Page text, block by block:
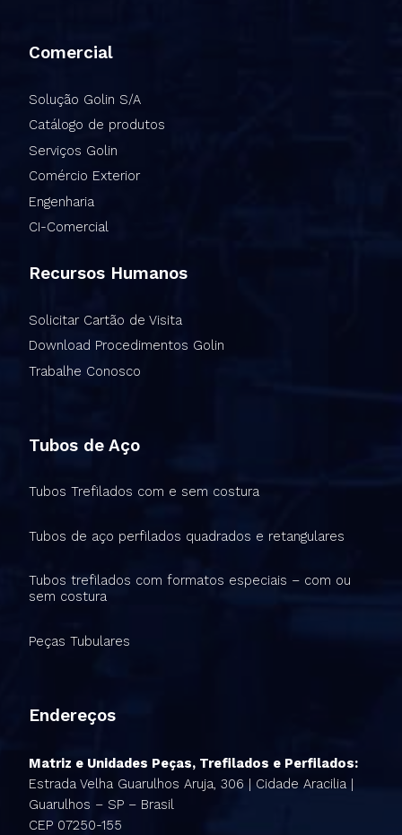
Comercial
Solução Golin S/A
Catálogo de produtos
Serviços Golin
Comércio Exterior
Engenharia
CI-Comercial
Recursos Humanos
Solicitar Cartão de Visita
Download Procedimentos Golin
Trabalhe Conosco
Tubos de Aço
Tubos Trefilados com e sem costura
Tubos de aço perfilados quadrados e retangulares
Tubos trefilados com formatos especiais – com ou
sem costura
Peças Tubulares
Endereços
Matriz e Unidades Peças, Trefilados e Perfilados:
Estrada Velha Guarulhos Aruja, 306 | Cidade Aracilia |
Guarulhos – SP – Brasil
CEP 07250-155